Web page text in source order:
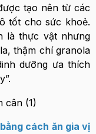
tạo nên từ các
tốt cho sức khoẻ.
là thực vật nhưng
thậm chí granola
dưỡng ưa thích
cách ăn gia vị